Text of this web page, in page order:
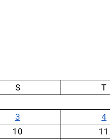
S T
3
4
10
11